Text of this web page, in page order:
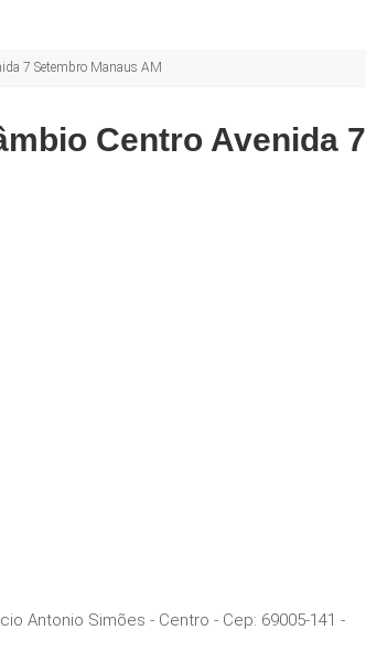
7 Setembro Manaus AM
Centro Avenida 7
Antonio Simões - Centro - Cep: 69005-141 -